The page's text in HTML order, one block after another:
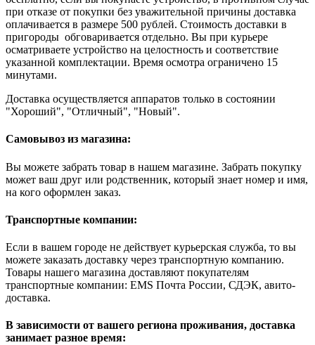
при отказе от покупки без уважительной причины доставка
оплачивается в размере 500 рублей. Стоимость доставки в
пригороды обговаривается отдельно. Вы при курьере
осматриваете устройство на целостность и соответствие
указанной комплектации. Время осмотра ограничено 15
минутами.
Доставка осуществляется аппаратов только в состоянии
"Хороший", "Отличный", "Новый".
Самовывоз из магазина:
Вы можете забрать товар в нашем магазине. Забрать покупку
может ваш друг или родственник, который знает номер и имя,
на кого оформлен заказ.
Транспортные компании:
Если в вашем городе не действует курьерская служба, то вы
можете заказать доставку через транспортную компанию.
Товары нашего магазина доставляют покупателям
транспортные компании: EMS Почта России, СДЭК, авито-
доставка.
В зависимости от вашего региона проживания, доставка
занимает разное время: